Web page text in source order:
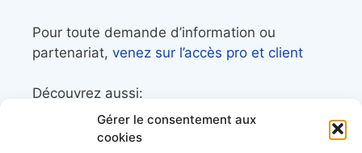
Gérer le consentement aux
cookies
Pour toute demande d’information ou
partenariat, venez sur l’accès pro et client
Découvrez aussi:
Côtes&Mers, le magazine du littoral et sa